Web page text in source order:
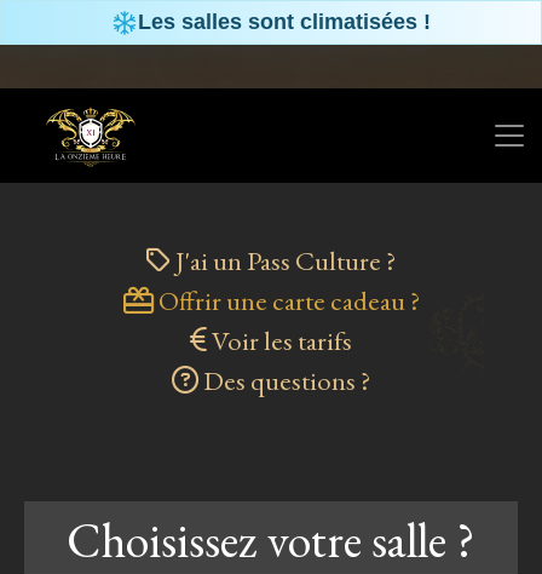
Panneau de gestion des cookiesLes salles sont climatisées !
J'ai un Pass Culture ?
Offrir une carte cadeau ?
Voir les tarifs
Des questions ?
Choisissez votre salle ?